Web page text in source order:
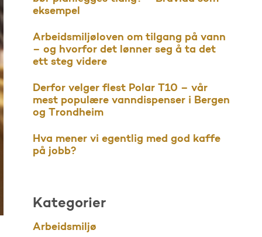
eksempel
Arbeidsmiljøloven om tilgang på vann
– og hvorfor det lønner seg å ta det
ett steg videre
Derfor velger flest Polar T10 – vår
mest populære vanndispenser i Bergen
og Trondheim
Hva mener vi egentlig med god kaffe
på jobb?
Kategorier
Arbeidsmiljø